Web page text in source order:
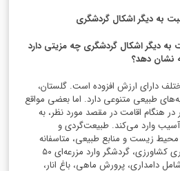
به دیگر اشکال گردشگری
دیگر اشکال گردشگری چه مزیتی دارد
نشان دهد؟
دارای ارزش افزوده است. گلستان،
طبیعی متنوعی دارد. اما بعضی مواقع
در هنگام اقامت در مقصد مورد نظر، به
وارد می‌کند. طبیعت‌گردی و
زیست و منابع طبیعی، متاسفانه
چالش‌برانگیز است. در گردشگری کشاورزی، گردشگر وارد مزرعه‌ای ۵۰
دامداری، پرورش ماهی، باغ انار،